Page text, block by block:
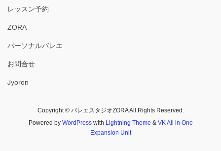
レッスン予約
ZORA
パーソナルバレエ
お問合せ
Jyoron
Copyright © バレエスタジオZORA All Rights Reserved.
Powered by WordPresswith Lightning Theme & VK All in One
Expansion Unit